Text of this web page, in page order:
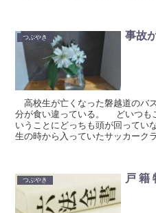
つぶやき 事故
高校生が亡くなった磐越道のバ
分が食い違っている。 どいつも
いうことにどっちも頭が回って
生の時から入っていたサッカーク
つぶやき 戸 籍